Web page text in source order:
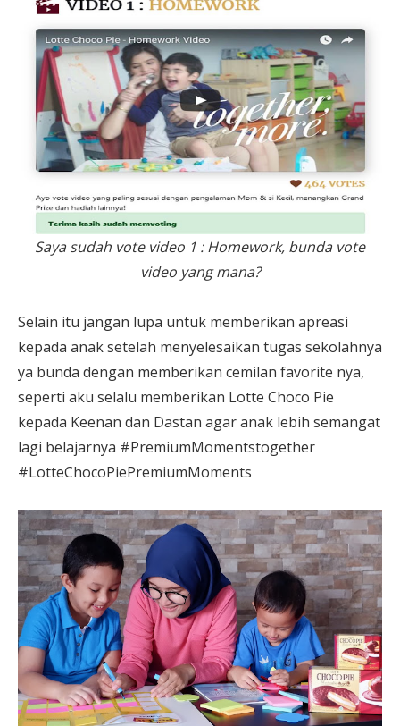
Saya sudah vote video 1 : Homework, bunda vote
video yang mana?
Selain itu jangan lupa untuk memberikan apreasi
kepada anak setelah menyelesaikan tugas sekolahnya
ya bunda dengan memberikan cemilan favorite nya,
seperti aku selalu memberikan Lotte Choco Pie
kepada Keenan dan Dastan agar anak lebih semangat
lagi belajarnya #PremiumMomentstogether
#LotteChocoPiePremiumMoments